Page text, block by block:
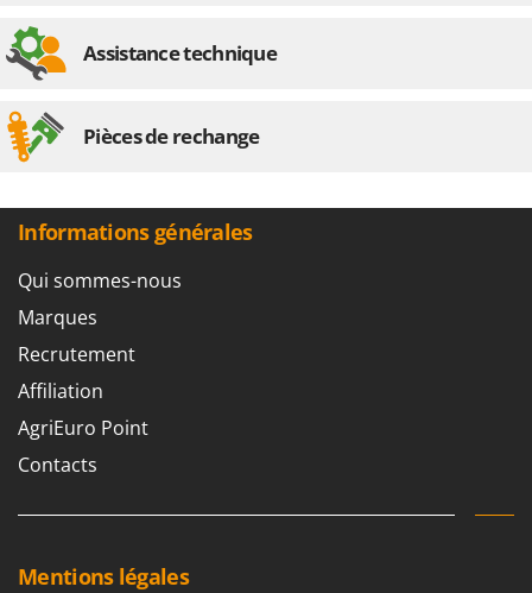
Assistance technique
Pièces de rechange
Informations générales
Qui sommes-nous
Marques
Recrutement
Affiliation
AgriEuro Point
Contacts
Mentions légales